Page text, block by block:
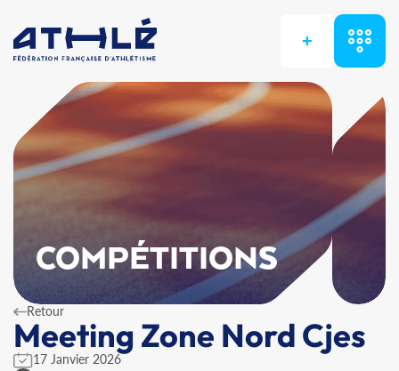
+
COMPÉTITIONS
Retour
Meeting Zone Nord Cjes
17 Janvier 2026